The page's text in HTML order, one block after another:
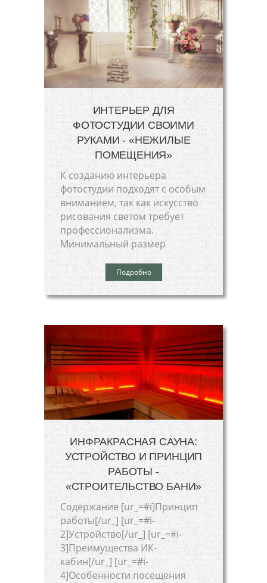
ИНТЕРЬЕР ДЛЯ
ФОТОСТУДИИ СВОИМИ
РУКАМИ - «НЕЖИЛЫЕ
ПОМЕЩЕНИЯ»
К созданию интерьера
фотостудии подходят с особым
вниманием, так как искусство
рисования светом требует
профессионализма.
Минимальный размер
Подробно
ИНФРАКРАСНАЯ САУНА:
УСТРОЙСТВО И ПРИНЦИП
РАБОТЫ -
«СТРОИТЕЛЬСТВО БАНИ»
Cодержание [ur_=#i]Принцип
работы[/ur_] [ur_=#i-
2]Устройство[/ur_] [ur_=#i-
3]Преимущества ИК-
кабин[/ur_] [ur_=#i-
4]Особенности посещения